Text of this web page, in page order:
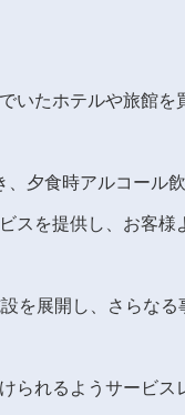
いたホテルや旅館を
夕食時アルコール
スを提供し、お客様
を展開し、さらなる
られるようサービス